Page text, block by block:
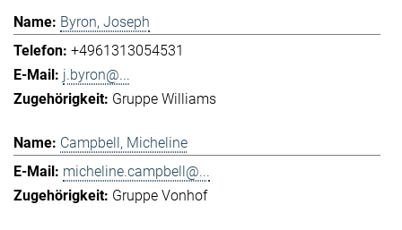
Byron, Joseph
+4961313054531
j.byron@...
Gruppe Williams
Campbell, Micheline
micheline.campbell@...
Gruppe Vonhof